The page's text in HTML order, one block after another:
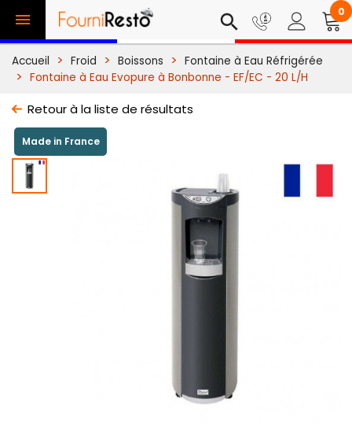
 search 0
Accueil Froid Boissons
Fontaine à Eau Réfrigérée
Fontaine à Eau Evopure à Bonbonne - EF/EC - 20 L/H
Retour à la liste de résultats
Made in France